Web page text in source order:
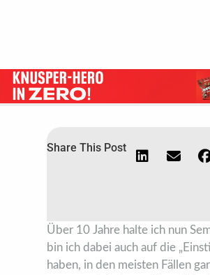
Share This Post
Über 10 Jahre halte ich nun
bin ich dabei auch auf die
haben, in den meisten Fällen